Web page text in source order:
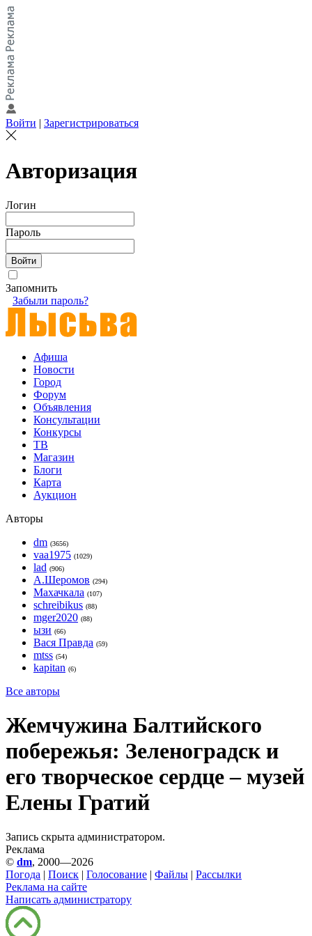
Войти | Зарегистрироваться
Авторизация
Логин
Пароль
Запомнить
Забыли пароль?
Афиша
Новости
Город
Форум
Объявления
Консультации
Конкурсы
ТВ
Магазин
Блоги
Карта
Аукцион
Авторы
dm (3656)
vaa1975 (1029)
lad (906)
А.Шеромов (294)
Махачкала (107)
schreibikus (88)
mger2020 (88)
ызи (66)
Вася Правда (59)
mtss (54)
kapitan (6)
Все авторы
Жемчужина Балтийского
побережья: Зеленоградск и
его творческое сердце – музей
Елены Гратий
Запись скрыта администратором.
Реклама
© dm, 2000—2026
Погода | Поиск | Голосование | Файлы | Рассылки
Реклама на сайте
Написать администратору